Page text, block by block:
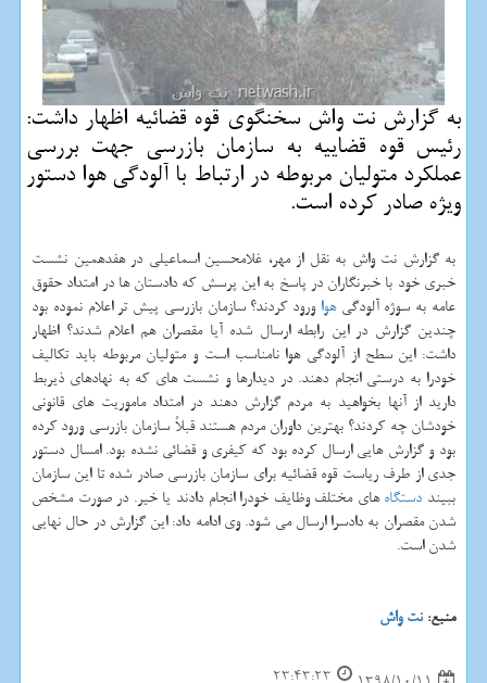
به گزارش نت واش سخنگوی قوه قضائیه اظهار داشت:
رئیس قوه قضاییه به سازمان بازرسی جهت بررسی
عملكرد متولیان مربوطه در ارتباط با آلودگی هوا دستور
ویژه صادر كرده است.
به گزارش نت واش به نقل از مهر، غلامحسین اسماعیلی در هفدهمین نشست
خبری خود با خبرنگاران در پاسخ به این پرسش كه دادستان ها در امتداد حقوق
عامه به سوژه آلودگیهوا ورود كردند؟ سازمان بازرسی پیش تر اعلام نموده بود
چندین گزارش در این رابطه ارسال شده آیا مقصران هم اعلام شدند؟ اظهار
داشت: این سطح از آلودگی هوا نامناسب است و متولیان مربوطه باید تكالیف
خودرا به درستی انجام دهند. در دیدارها و نشست های كه به نهادهای ذیربط
دارید از آنها بخواهید به مردم گزارش دهند در امتداد ماموریت های قانونی
خودشان چه كردند؟ بهترین داوران مردم هستند قبلاً سازمان بازرسی ورود كرده
بود و گزارش هایی ارسال كرده بود كه كیفری و قضائی نشده بود. امسال دستور
جدی از طرف ریاست قوه قضائیه برای سازمان بازرسی صادر شده تا این سازمان
ببیند دستگاههای مختلف وظایف خودرا انجام دادند یا خیر. در صورت مشخص
شدن مقصران به دادسرا ارسال می شود. وی ادامه داد: این گزارش در حال نهایی
شدن است.
منبع:نت واش
23:43:23